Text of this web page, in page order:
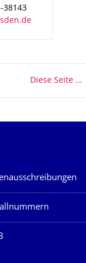
38143
Diese Seite …